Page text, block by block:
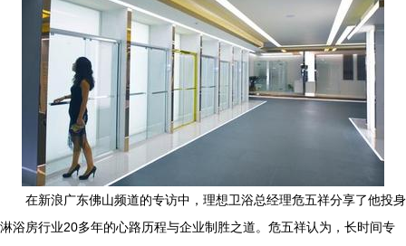
在新浪广东佛山频道的专访中，理想卫浴总经理危五祥分享了他投身
淋浴房行业20多年的心路历程与企业制胜之道。危五祥认为，长时间专